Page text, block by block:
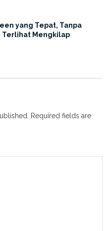
tubuh kulit normal.
yang dapat membantu
mengurangi
fungsi barier kulit,
yang Tepat, Tanpa
Terlihat Mengkilap
Required fields are